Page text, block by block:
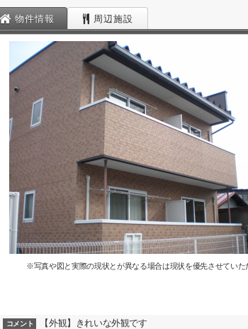
物件情報 周辺施設
※写真や図と実際の現状とが異なる場合は現状を優先させていた
コメント 【外観】きれいな外観です